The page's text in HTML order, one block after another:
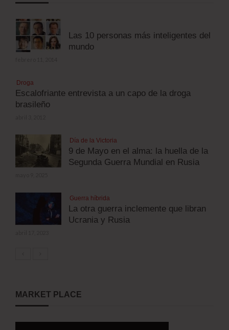
Las 10 personas más inteligentes del
mundo
Droga
Escalofriante entrevista a un capo de la droga
brasileño
Día de la Victoria
9 de Mayo en el alma: la huella de la
Segunda Guerra Mundial en Rusia
Guerra híbrida
La otra guerra inclemente que libran
Ucrania y Rusia
MARKET PLACE